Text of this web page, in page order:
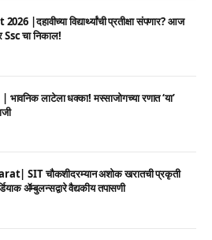
|दहावीच्या विद्यार्थ्यांची प्रतीक्षा संपणार? आज
Ssc चा निकाल!
लाटेला धक्का! मस्साजोगच्या रणात ‘या’
SIT चौकशीदरम्यान अशोक खरातची प्रकृती
ॲम्बुलन्सद्वारे वैद्यकीय तपासणी